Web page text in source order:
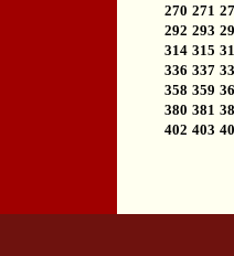
270 271
292 293
314 315
336 337
358 359
380 381
402 403